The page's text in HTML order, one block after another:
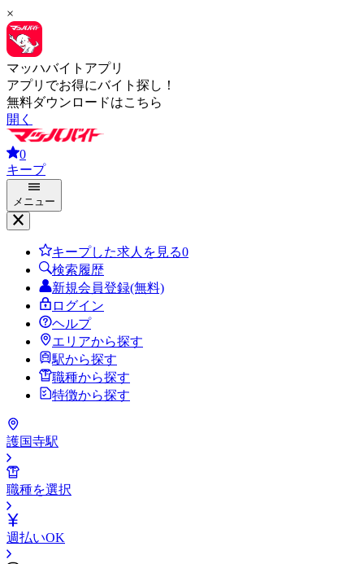
×
マッハバイトアプリ
アプリでお得にバイト探し！
無料ダウンロードはこちら
開く
0
キープ
メニュー
キープした求人を見る0
検索履歴
新規会員登録(無料)
ログイン
ヘルプ
エリアから探す
駅から探す
職種から探す
特徴から探す
護国寺駅
職種を選択
週払いOK